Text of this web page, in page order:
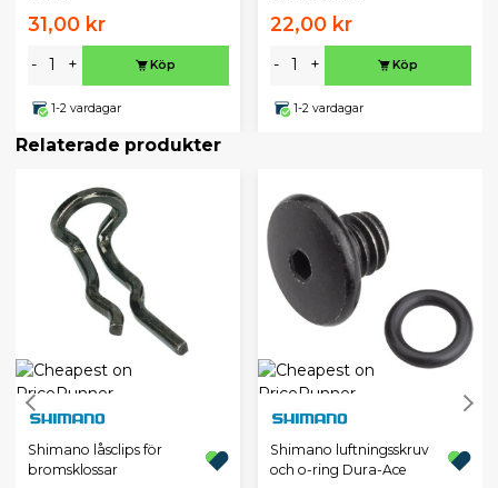
31,00 kr
- + Köp
1-2 vardagar
22,00 kr
- + Köp
1-2 vardagar
Relaterade produkter
Shimano låsclips för
bromsklossar
Shimano luftningsskruv
och o-ring Dura-Ace